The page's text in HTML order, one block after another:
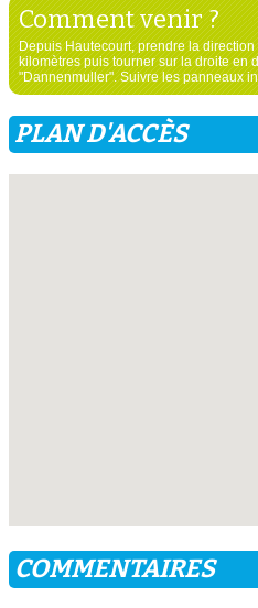
Comment venir ?
Depuis Hautecourt, prendre la
kilomètres puis tourner sur la droite en
"Dannenmuller". Suivre les panneaux
PLAN D'ACCÈS
COMMENTAIRES